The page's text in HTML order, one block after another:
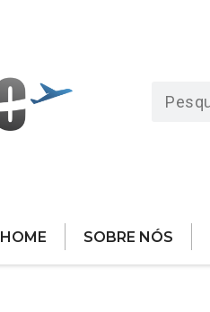
HOME SOBRE NÓS